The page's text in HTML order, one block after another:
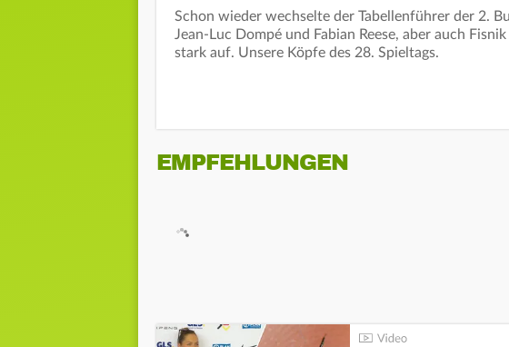
Schon wieder wechselte der Tabellenführer der 2.
Jean-Luc Dompé und Fabian Reese, aber auch
stark auf. Unsere Köpfe des 28. Spieltags.
EMPFEHLUNGEN